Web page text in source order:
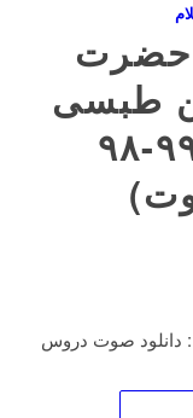
حضرت
طبسی
-سال تحصیلی ۹۹-۹۸
دانلود صوت دروس :